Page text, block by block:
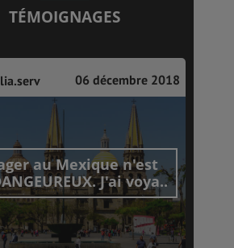
TÉMOIGNAGES
06 décembre 2018
au Mexique n'est
J'ai voya..